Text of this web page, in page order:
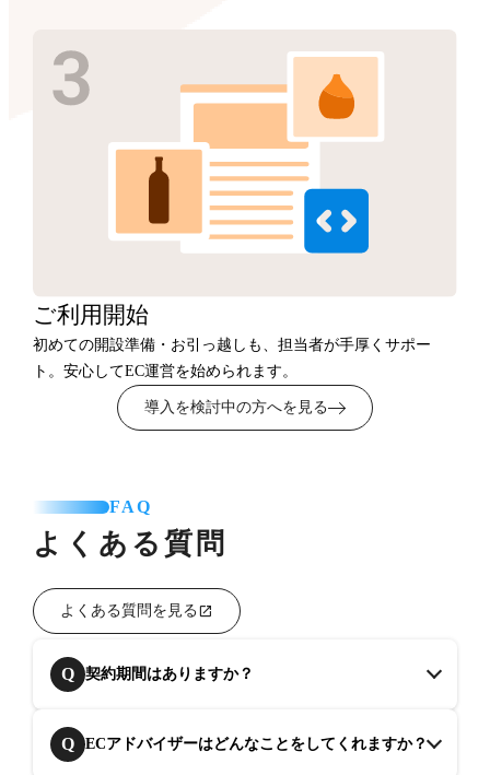
ご利用開始
初めての開設準備・お引っ越しも、担当者が手厚くサポー
ト。安心してEC運営を始められます。
導入を検討中の方へを見る
FAQ
よくある質問
よくある質問を見る
Q 契約期間はありますか？
Q ECアドバイザーはどんなことをしてくれますか？